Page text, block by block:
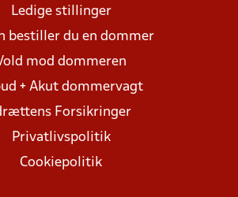
Ledige stillinger
bestiller du en dommer
mod dommeren
+ Akut dommervagt
Forsikringer
Privatlivspolitik
Cookiepolitik